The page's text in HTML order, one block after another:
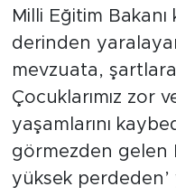
Milli Eğitim Bakanı
derinden
mevzuata,
Çocuklarımız zor
yaşamlarını
görmezden gelen
yüksek perdeden’